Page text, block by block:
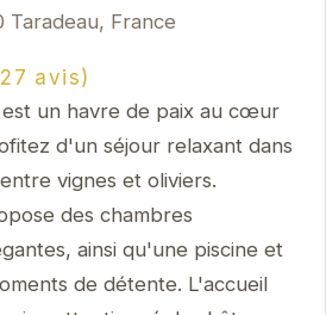
Taradeau, France
(27 avis)
est un havre de paix au cœur
d'un séjour relaxant dans
vignes et oliviers.
des chambres
ainsi qu'une piscine et
de détente. L'accueil